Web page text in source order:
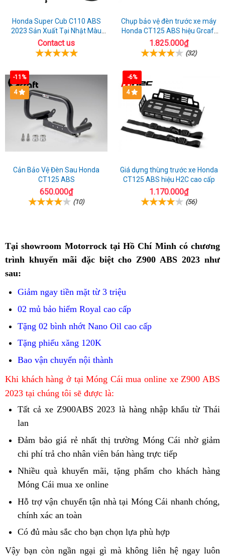
Honda Super Cub C110 ABS
2023 Sản Xuất Tại Nhật Màu
Cam
Contact us
Chụp bảo vệ đèn trước xe máy
Honda CT125 ABS hiệu Grcaft
chính hãng
1.825.000₫
(32)
-11%
4
Cản Bảo Vệ Đèn Sau Honda
CT125 ABS
650.000₫
(10)
-6%
4
Giá dựng thùng trước xe Honda
CT125 ABS hiệu H2C cao cấp
1.170.000₫
(56)
Tại showroom Motorrock tại Hồ Chí Minhbán
Z900
có chương
trình khuyến mãi đặc biệt cho Z900 ABS 2023 như
sau:
Giảm ngay tiền mặt từ 3 triệu
02 mủ bảo hiểm Royal cao cấp
Tặng 02 bình nhớt Nano Oil cao cấp
Tặng phiếu xăng 120K
Bao vận chuyển nội thành
Khi khách hàng ở tại Móng Cái mua online Z900
2023
xe Z900 ABS
2023 tại chúng tôi sẽ được là:
Tất cả update
Z900
ABS
Cái
xe Z900ABS 2023 Bình
là hàng nhập khẩu từ Thái
lan
Đảm bảoxe
Kawasaki
Z900
ABS
Dĩ
An
giá rẻthiết
kế
xe
Z900
2023
chất
nhất thị trường Móng Cái nhờ
Z900
Tại
giảm
chi phí trả cho nhân viên bán hàng trực tiếp
Dương
Nhiều quà khuyến mãi, Kawasaki
ABS
lượng
tốt
tặng phẩm cung
Kawasaki
tốt
nhất
thiết
xe
2023
siêu
cho khách hàng
Móng Cái mua xe online
Bái
Hỗ trợ vận chuyển mua
Kawasaki
ABS
tận nhà Kawasaki
ABS
hot
tại Móng Cái nhanh chóng,
chính xác an toàn
Kawasaki
ABS
Có đủ màu sắc phân
cho bạn update
Kawasaki
chọn lựa phù hợp
Vậy bạn còn ngần ngại gì Z900
mà không liên hệ ngay luôn